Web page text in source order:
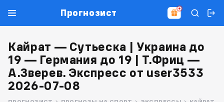
Прогнозист
Кайрат — Сутьеска | Украина до
19 — Германия до 19 | Т.Фриц —
А.Зверев. Экспресс от user3533
2026-07-08